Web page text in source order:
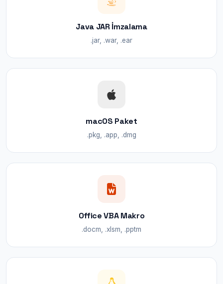
Java JAR İmzalama
.jar, .war, .ear
macOS Paket
.pkg, .app, .dmg
Office VBA Makro
.docm, .xlsm, .pptm